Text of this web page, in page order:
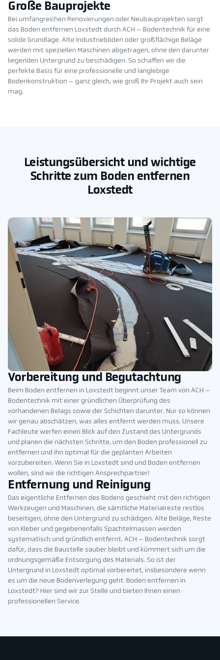
Große Bauprojekte
Bei umfangreichen Renovierungen oder Neubauprojekten sorgt
das Boden entfernen Loxstedt durch ACH – Bodentechnik für eine
solide Grundlage. Alte Industrieböden oder großflächige Beläge
werden mit speziellen Maschinen abgetragen, ohne den darunter
liegenden Untergrund zu beschädigen. So schaffen wir die
perfekte Basis für eine professionelle und langlebige
Bodenkonstruktion – ganz gleich, wie groß Ihr Projekt auch sein
mag.
Leistungsübersicht und wichtige
Schritte zum Boden entfernen
Loxstedt
Vorbereitung und Begutachtung
Beim Boden entfernen in Loxstedt beginnt unser Team von ACH –
Bodentechnik mit einer gründlichen Überprüfung des
vorhandenen Belags sowie der Schichten darunter. Nur so können
wir genau abschätzen, was alles entfernt werden muss. Unsere
Fachleute werfen einen Blick auf den Zustand des Untergrunds
und planen die nächsten Schritte, um den Boden professionell zu
entfernen und ihn optimal für die geplanten Arbeiten
vorzubereiten. Wenn Sie in Loxstedt sind und Boden entfernen
wollen, sind wir die richtigen Ansprechpartner!
Entfernung und Reinigung
Das eigentliche Entfernen des Bodens geschieht mit den richtigen
Werkzeugen und Maschinen, die sämtliche Materialreste restlos
beseitigen, ohne den Untergrund zu schädigen. Alte Beläge, Reste
von Kleber und gegebenenfalls Spachtelmassen werden
systematisch und gründlich entfernt. ACH – Bodentechnik sorgt
dafür, dass die Baustelle sauber bleibt und kümmert sich um die
ordnungsgemäße Entsorgung des Materials. So ist der
Untergrund in Loxstedt optimal vorbereitet, insbesondere wenn
es um die neue Bodenverlegung geht. Boden entfernen in
Loxstedt? Hier sind wir zur Stelle und bieten Ihnen einen
professionellen Service.